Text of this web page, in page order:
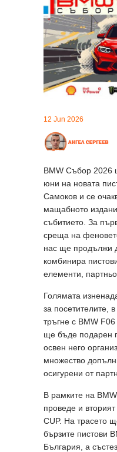
12 Jun 2026
BMW Събор 2026
юни на новата
Самоков и се
мащабното
събитието. За
среща на
нас ще продължи
комбинира
елементи,
Голямата
за посетителите,
тръгне с BMW
ще бъде подарен
освен него
множество
осигурени от
В рамките на
проведе и
CUP. На трасето
бързите пистови
България, а